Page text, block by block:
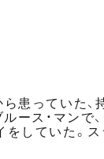
患っていた
ース・マンで
していた。